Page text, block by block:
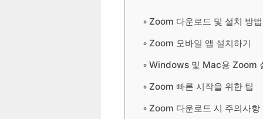
Zoom 다운로드 및 설치 방법
Zoom 모바일 앱 설치하기
Windows 및 Mac용 Zoom
Zoom 빠른 시작을 위한 팁
Zoom 다운로드 시 주의사항